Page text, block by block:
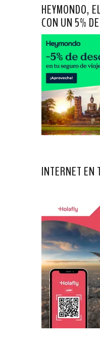
HEYMONDO,
CON UN 5%
INTERNET EN